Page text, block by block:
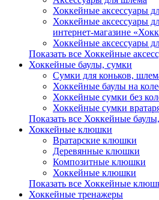
Хоккейные аксессуары
Хоккейные аксессуары
интернет-магазине
Хоккейные аксессуары
Показать все Хоккейные
Хоккейные баулы, сумки
Сумки для коньков,
Хоккейные баулы на
Хоккейные сумки без
Хоккейные сумки
Показать все Хоккейные
Хоккейные клюшки
Вратарские клюшки
Деревянные клюшки
Композитные клюшки
Хоккейные клюшки
Показать все Хоккейные
Хоккейные тренажеры